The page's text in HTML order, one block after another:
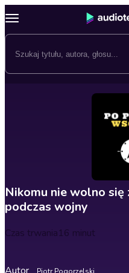
Nikomu nie wolno się
podczas wojny
Czas trwania16 minut